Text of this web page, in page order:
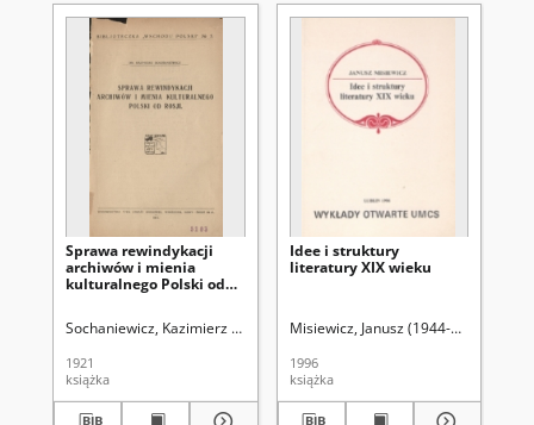
Sprawa rewindykacji
archiwów i mienia
kulturalnego Polski od
Sochaniewicz, Kazimierz (1892-1930)
1921
książka
Idee i struktury
literatury XIX wieku
Misiewicz, Janusz (1944-2015)
1996
książka